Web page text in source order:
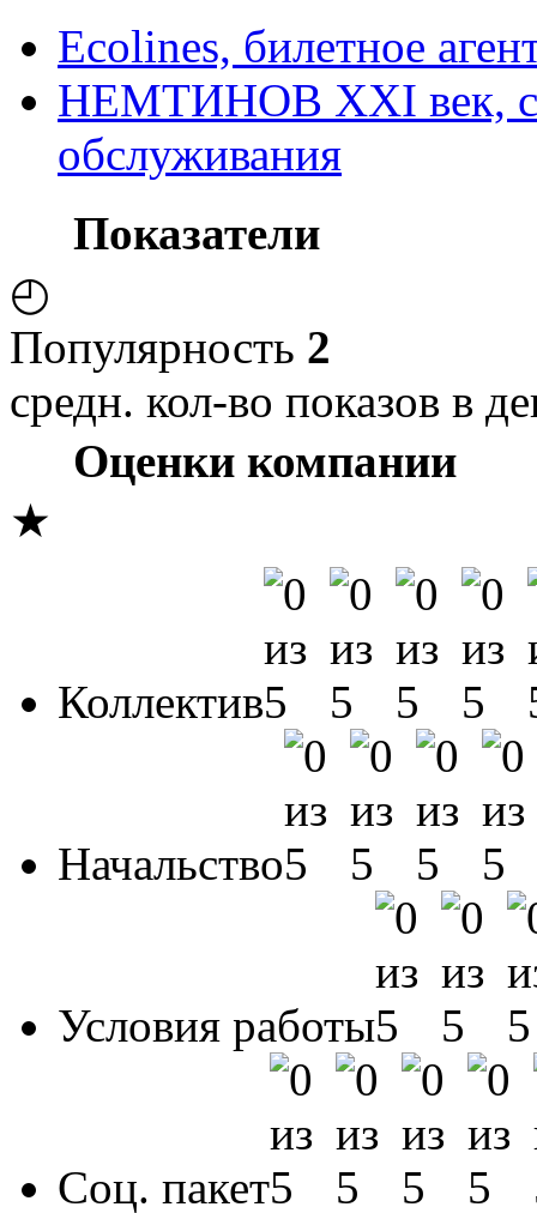
Ecolines, билетное
НЕМТИНОВ XXI век,
обслуживания
Показатели
◴
Популярность 2
средн. кол-во показов в
Оценки компании
★
Коллектив
Начальство
Условия работы
Соц. пакет